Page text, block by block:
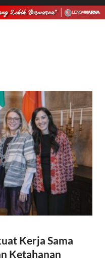
Kerja Sama
Ketahanan